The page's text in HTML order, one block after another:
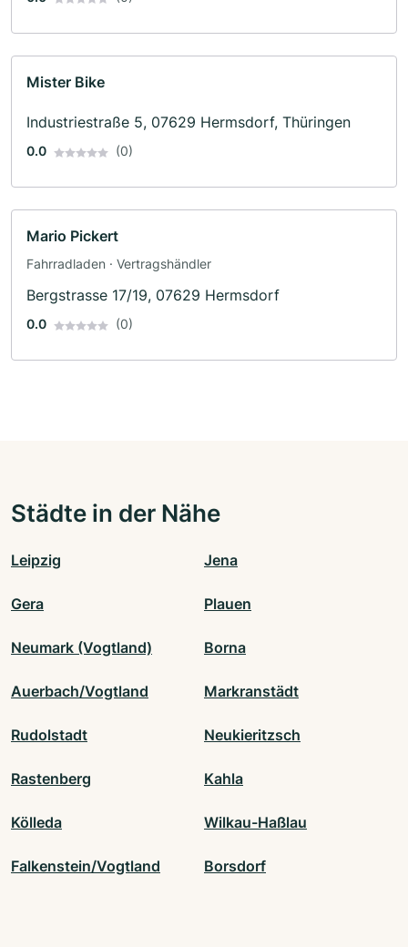
Mister Bike
Industriestraße 5, 07629 Hermsdorf, Thüringen
0.0 (0)
Mario Pickert
Fahrradladen · Vertragshändler
Bergstrasse 17/19, 07629 Hermsdorf
0.0 (0)
Städte in der Nähe
Leipzig Jena
Gera Plauen
Neumark (Vogtland) Borna
Auerbach/Vogtland Markranstädt
Rudolstadt Neukieritzsch
Rastenberg Kahla
Kölleda Wilkau-Haßlau
Falkenstein/Vogtland Borsdorf